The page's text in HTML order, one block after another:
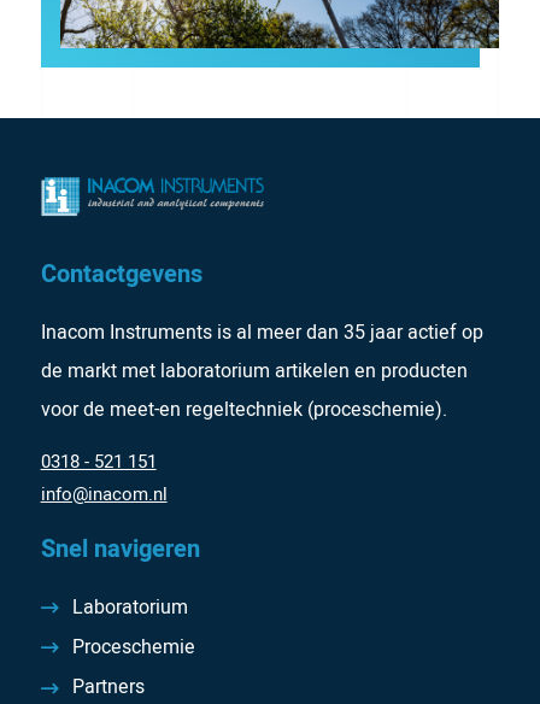
Contactgevens
Inacom Instruments is al meer dan 35 jaar actief op
de markt met laboratorium artikelen en producten
voor de meet-en regeltechniek (proceschemie).
0318 - 521 151
info@inacom.nl
Snel navigeren
Laboratorium
Proceschemie
Partners